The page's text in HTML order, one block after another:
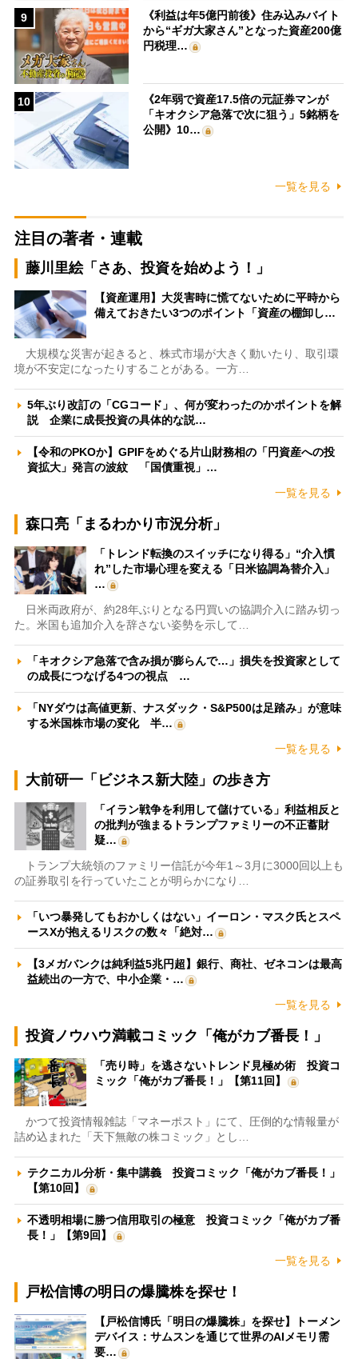
9
《利益は年5億円前後》住み込みバイト
から“ギガ大家さん”となった資産200億
円税理…
10
《2年弱で資産17.5倍の元証券マンが
「キオクシア急落で次に狙う」5銘柄を
公開》10…
一覧を見る
注目の著者・連載
藤川里絵「さあ、投資を始めよう！」
【資産運用】大災害時に慌てないために平時から
備えておきたい3つのポイント「資産の棚卸し…
大規模な災害が起きると、株式市場が大きく動いたり、取引環
境が不安定になったりすることがある。一方…
5年ぶり改訂の「CGコード」、何が変わったのかポイントを解
説 企業に成長投資の具体的な説…
【令和のPKOか】GPIFをめぐる片山財務相の「円資産への投
資拡大」発言の波紋 「国債重視」…
一覧を見る
森口亮「まるわかり市況分析」
「トレンド転換のスイッチになり得る」“介入慣
れ”した市場心理を変える「日米協調為替介入」
…
日米両政府が、約28年ぶりとなる円買いの協調介入に踏み切っ
た。米国も追加介入を辞さない姿勢を示して…
「キオクシア急落で含み損が膨らんで…」損失を投資家として
の成長につなげる4つの視点 …
「NYダウは高値更新、ナスダック・S&P500は足踏み」が意味
する米国株市場の変化 半…
一覧を見る
大前研一「ビジネス新大陸」の歩き方
「イラン戦争を利用して儲けている」利益相反と
の批判が強まるトランプファミリーの不正蓄財
疑…
トランプ大統領のファミリー信託が今年1～3月に3000回以上も
の証券取引を行っていたことが明らかになり…
「いつ暴発してもおかしくはない」イーロン・マスク氏とスペ
ースXが抱えるリスクの数々「絶対…
【3メガバンクは純利益5兆円超】銀行、商社、ゼネコンは最高
益続出の一方で、中小企業・…
一覧を見る
投資ノウハウ満載コミック「俺がカブ番長！」
「売り時」を逃さないトレンド見極め術 投資コ
ミック「俺がカブ番長！」【第11回】
かつて投資情報雑誌「マネーポスト」にて、圧倒的な情報量が
詰め込まれた「天下無敵の株コミック」とし…
テクニカル分析・集中講義 投資コミック「俺がカブ番長！」
【第10回】
不透明相場に勝つ信用取引の極意 投資コミック「俺がカブ番
長！」【第9回】
一覧を見る
戸松信博の明日の爆騰株を探せ！
【戸松信博氏「明日の爆騰株」を探せ】トーメン
デバイス：サムスンを通じて世界のAIメモリ需
要…